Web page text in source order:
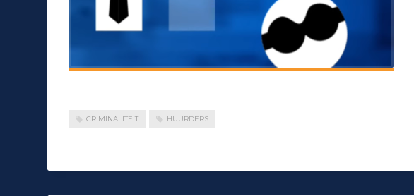
CRIMINALITEIT HUURDERS